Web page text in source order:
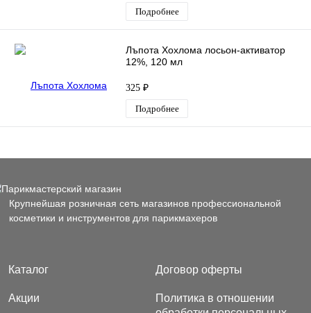
Подробнее
Лъпота Хохлома лосьон-активатор
12%, 120 мл
325 ₽
Подробнее
Крупнейшая розничная сеть магазинов профессиональной
косметики и инструментов для парикмахеров
Каталог
Акции
Договор оферты
Политика в отношении